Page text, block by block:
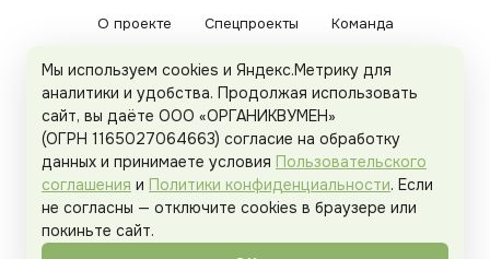
О проекте Спецпроекты Команда
Рекламодателям Политика конфиденциальности
Пользовательское соглашение
Organicwoman.ru . Все права защищены.
Мы используем cookies и Яндекс.Метрику для
аналитики и удобства. Продолжая использовать
сайт, вы даёте ООО «ОРГАНИКВУМЕН»
(ОГРН 1165027064663) согласие на обработку
данных и принимаете условия Пользовательского
соглашения и Политики конфиденциальности. Если
не согласны — отключите cookies в браузере или
покиньте сайт.